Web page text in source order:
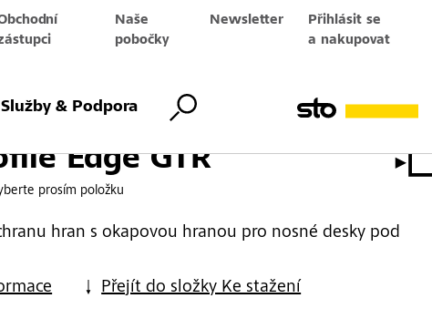
Naše
pobočky
Newsletter
Přihlásit se
a nakupovat
Služby & Podpora
Edge GTR
prosím položku
hran s okapovou hranou pro nosné desky pod
Přejít do složky Ke stažení